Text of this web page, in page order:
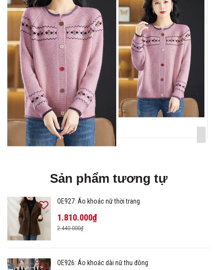
Sản phẩm tương tự
OE927: Áo khoác nữ thời trang
1.810.000₫
2.440.000₫
OE926: Áo khoác dài nữ thu đông